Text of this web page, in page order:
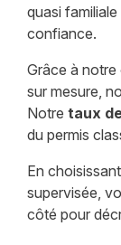
quasi
confiance.
Grâce à
sur mesure,
Notre taux
du permis
En
supervisée,
côté pour